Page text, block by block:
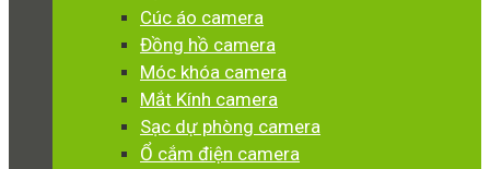
Cúc áo camera
Đồng hồ camera
Móc khóa camera
Mắt Kính camera
Sạc dự phòng camera
Ổ cắm điện camera